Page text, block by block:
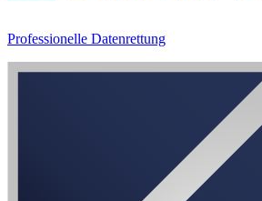
Professionelle Datenrettung